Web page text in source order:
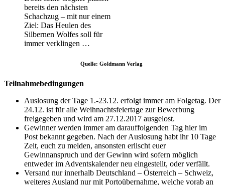
bereits den nächsten
Schachzug – mit nur einem
Ziel: Das Heulen des
Silbernen Wolfes soll für
immer verklingen …
Quelle: Goldmann Verlag
Teilnahmebedingungen
Auslosung der Tage 1.-23.12. erfolgt immer am Folgetag. Der
24.12. ist für alle Weihnachtsfeiertage zur Bewerbung
freigegeben und wird am 27.12.2017 ausgelost.
Gewinner werden immer am darauffolgenden Tag hier im
Post bekannt gegeben. Nach der Auslosung habt ihr 10 Tage
Zeit, euch zu melden, ansonsten erlischt euer
Gewinnanspruch und der Gewinn wird sofern möglich
entweder im Adventskalender neu eingestellt, oder verfällt.
Versand nur innerhalb Deutschland – Österreich – Schweiz,
weiteres Ausland nur mit Portoübernahme, welche vorab an